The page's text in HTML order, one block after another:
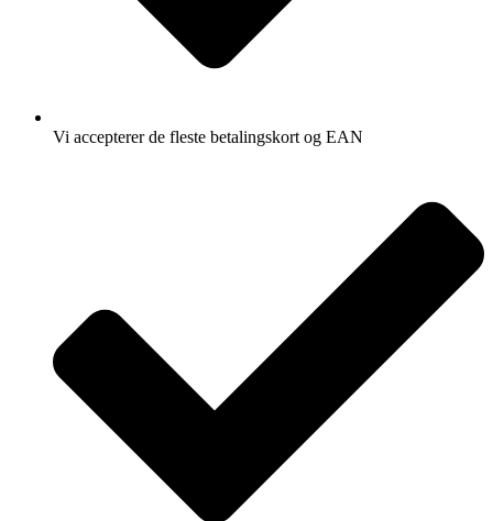
Vi accepterer de fleste betalingskort og EAN